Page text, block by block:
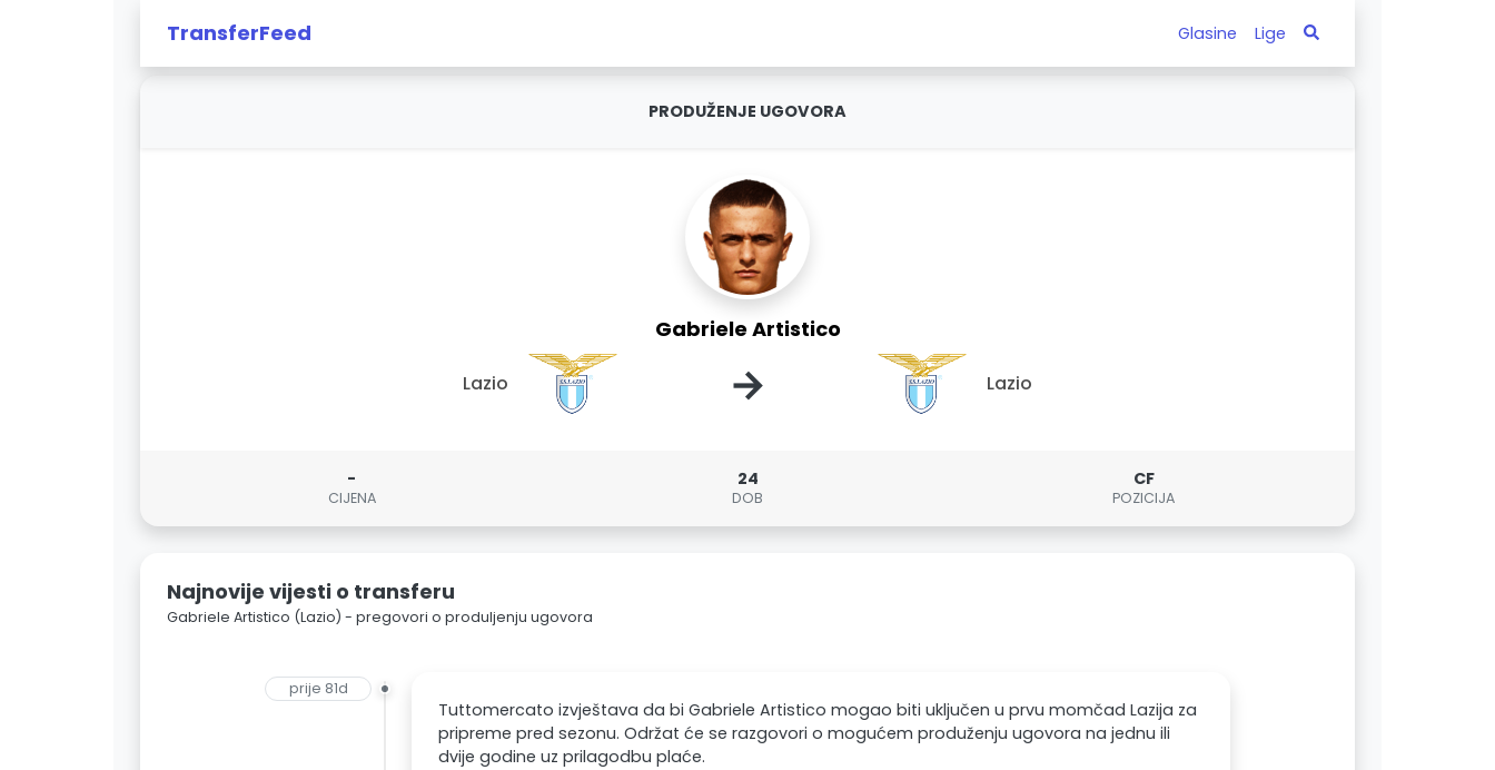
TransferFeed Glasine Lige
PRODUŽENJE UGOVORA
Gabriele Artistico
Lazio → Lazio
-
CIJENA
24
DOB
CF
POZICIJA
Najnovije vijesti o transferu
Gabriele Artistico (Lazio) - pregovori o produljenju ugovora
prije 81d
Tuttomercato izvještava da bi Gabriele Artistico mogao biti uključen u prvu momčad Lazija za
pripreme pred sezonu. Održat će se razgovori o mogućem produženju ugovora na jednu ili
dvije godine uz prilagodbu plaće.